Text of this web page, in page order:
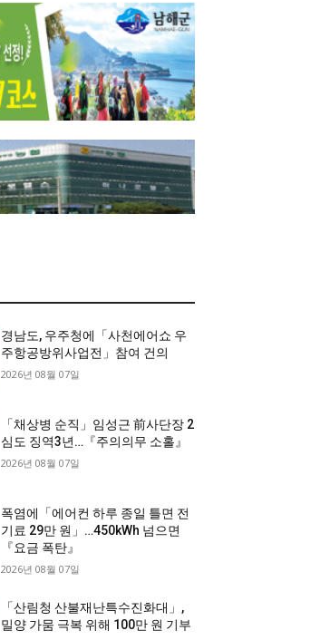
경남도, 우주청에「사천에어쇼 우
주항공방위사업전」참여 건의
2026년 08월 07일
「채상병 순직」임성근 前사단장 2
심도 징역3년…『주의의무 소홀』
2026년 08월 07일
폭염에「에어컨 하루 종일 틀면 전
기료 29만 원」…450kWh 넘으면
『요금 폭탄』
2026년 08월 07일
「산림청 산불재난특수진화대」,
밀양 가뭄 극복 위해 100만 원 기부